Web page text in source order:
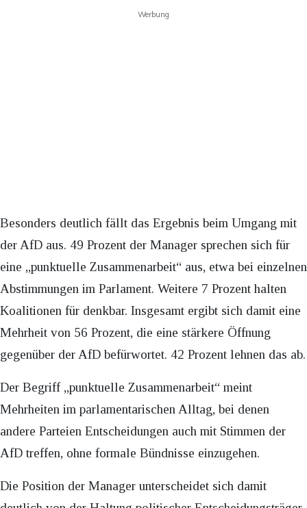
Werbung
Besonders deutlich fällt das Ergebnis beim Umgang mit
der AfD aus. 49 Prozent der Manager sprechen sich für
eine „punktuelle Zusammenarbeit“ aus, etwa bei einzelnen
Abstimmungen im Parlament. Weitere 7 Prozent halten
Koalitionen für denkbar. Insgesamt ergibt sich damit eine
Mehrheit von 56 Prozent, die eine stärkere Öffnung
gegenüber der AfD befürwortet. 42 Prozent lehnen das ab.
Der Begriff „punktuelle Zusammenarbeit“ meint
Mehrheiten im parlamentarischen Alltag, bei denen
andere Parteien Entscheidungen auch mit Stimmen der
AfD treffen, ohne formale Bündnisse einzugehen.
Die Position der Manager unterscheidet sich damit